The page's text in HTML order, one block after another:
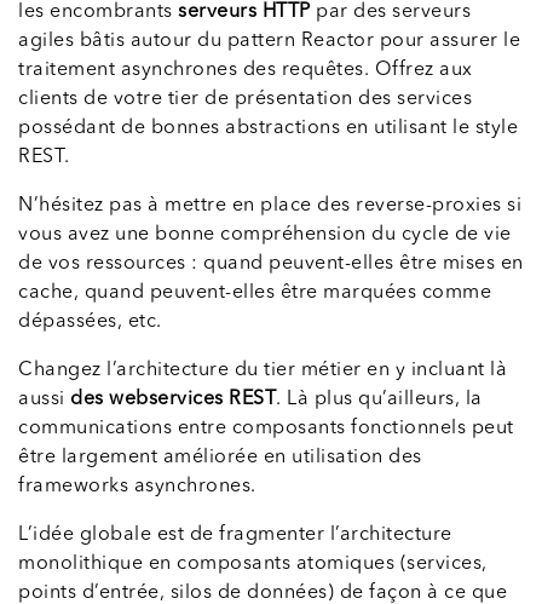
les encombrants serveurs HTTPpar des serveurs
agiles bâtis autour du pattern Reactor pour assurer le
traitement asynchrones des requêtes. Offrez aux
clients de votre tier de présentation des services
possédant de bonnes abstractions en utilisant le style
REST.
N’hésitez pas à mettre en place des reverse-proxies si
vous avez une bonne compréhension du cycle de vie
de vos ressources : quand peuvent-elles être mises en
cache, quand peuvent-elles être marquées comme
dépassées, etc.
Changez l’architecture du tier métier en y incluant là
aussi des webservices REST . Là plus qu’ailleurs, la
communications entre composants fonctionnels peut
être largement améliorée en utilisation des
frameworks asynchrones.
L’idée globale est de fragmenter l’architecture
monolithique en composants atomiques (services,
points d’entrée, silos de données) de façon à ce que